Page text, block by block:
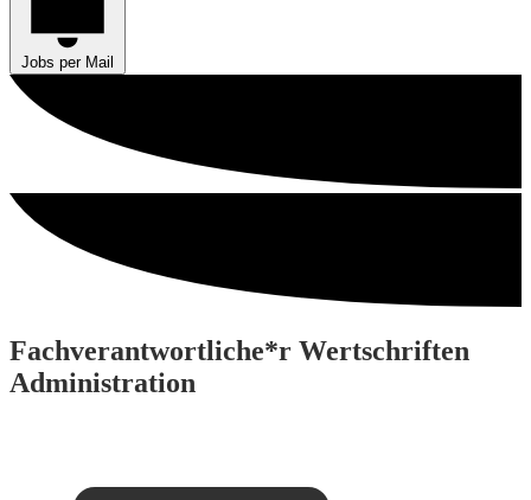
Jobs per Mail
Fachverantwortliche*r Wertschriften
Administration